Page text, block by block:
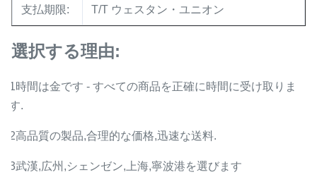
支払期限: T/T ウェスタン・ユニオン
選択する理由:
1時間は金です - すべての商品を正確に時間に受け取りま
す.
2高品質の製品,合理的な価格,迅速な送料.
3武漢,広州,シェンゼン,上海,寧波港を選びます